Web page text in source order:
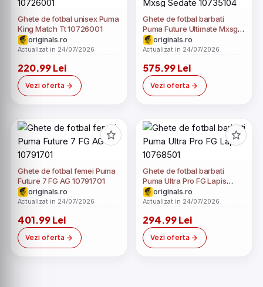
Ghete de fotbal unisex Puma
King Match Tt 10726001
originals.ro
Actualizat in 24/07/2026
220.99 Lei
Vezi oferta
Ghete de fotbal barbati
Puma Future Ultimate Mxsg
Sedate 10735104
originals.ro
Actualizat in 24/07/2026
575.99 Lei
Vezi oferta
Ghete de fotbal femei Puma
Future 7 FG AG 10791701
originals.ro
Actualizat in 24/07/2026
401.99 Lei
Vezi oferta
Ghete de fotbal barbati
Puma Ultra Pro FG Lapis
10768501
originals.ro
Actualizat in 24/07/2026
294.99 Lei
Vezi oferta